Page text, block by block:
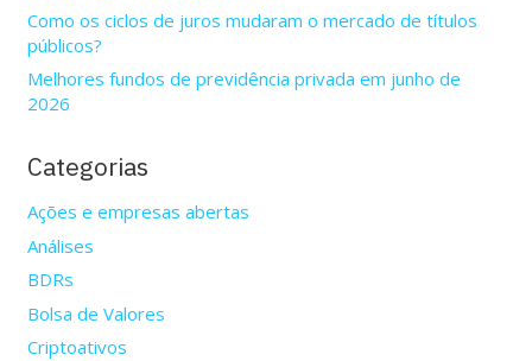
Como os ciclos de juros mudaram o mercado de títulos
públicos?
Melhores fundos de previdência privada em junho de
2026
Categorias
Ações e empresas abertas
Análises
BDRs
Bolsa de Valores
Criptoativos